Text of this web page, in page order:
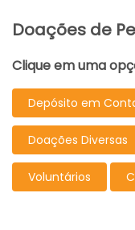
Doações de
Clique em uma
Depósito em
Doações Diversas
Voluntários